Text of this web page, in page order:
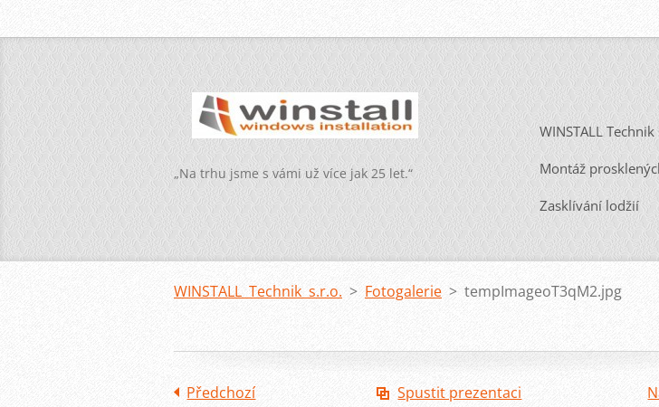
„Na trhu jsme s vámi už více jak 25 let.“
WINSTALL
Montáž
Zasklívání lodžií
WINSTALL Technik s.r.o. > Fotogalerie > tempImageoT3qM2.jpg
Předchozí Spustit prezentaci